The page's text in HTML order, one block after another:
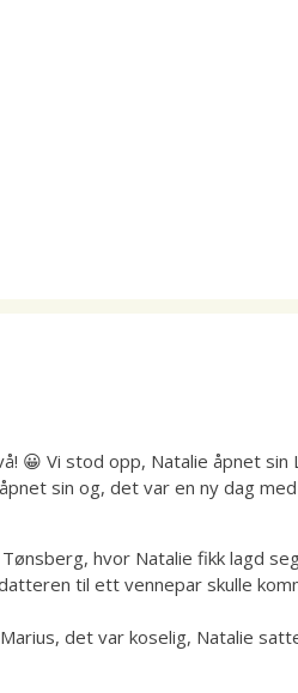
😀 Vi stod opp, Natalie åpnet sin
sin og, det var en ny dag
hvor Natalie fikk lagd
til ett vennepar skulle
det var koselig, Natalie